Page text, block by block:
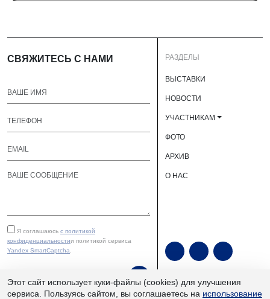
СВЯЖИТЕСЬ С НАМИ
Я соглашаюсь с политикой
конфиденциальностии политикой сервиса
Yandex SmartCaptcha
РАЗДЕЛЫ
ВЫСТАВКИ
НОВОСТИ
УЧАСТНИКАМ
ФОТО
АРХИВ
О НАС
Этот сайт использует куки-файлы (cookies) для улучшения
сервиса. Пользуясь сайтом, вы соглашаетесь на использование